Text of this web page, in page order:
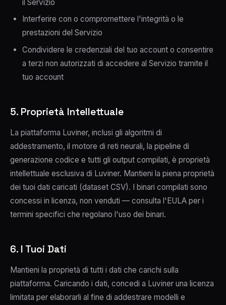
il Servizio
Interferire con o compromettere l'integrità o le
prestazioni del Servizio
Condividere le credenziali del tuo account o consentire
a terzi non autorizzati di accedere al Servizio tramite il
tuo account
5. Proprietà Intellettuale
La piattaforma Luviner, inclusi gli algoritmi di
addestramento, il motore di reti neurali, la pipeline di
generazione codice e tutti gli output compilati, è proprietà
intellettuale esclusiva di Luviner. Mantieni la piena proprietà
dei tuoi dati caricati (dataset CSV). I binari compilati sono
concessi in licenza, non venduti — consulta l'EULA per i
termini specifici che regolano l'uso dei binari.
6. I Tuoi Dati
Mantieni la proprietà di tutti i dati che carichi sulla
piattaforma. Caricando i dati, concedi a Luviner una licenza
limitata per elaborarli al fine di addestrare modelli e